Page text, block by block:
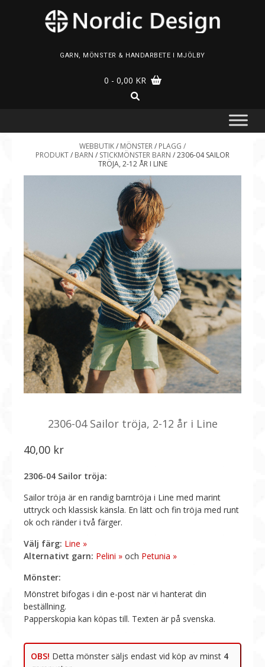
GARN, MÖNSTER & HANDARBETE I MJÖLBY
0 - 0,00 KR
WEBBUTIK/ MÖNSTER/ PLAGG /
PRODUKT/ BARN / STICKMÖNSTER BARN / 2306-04 SAILOR
TRÖJA, 2-12 ÅR I LINE
2306-04 Sailor tröja, 2-12 år i Line
40,00 kr
2306-04 Sailor tröja:
Sailor tröja är en randig barntröja i Line med marint
uttryck och klassisk känsla. En lätt och fin tröja med runt
ok och ränder i två färger.
Välj färg: Line »
Alternativt garn: Pelini » och Petunia »
OBS!